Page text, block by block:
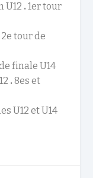
U12 .1er tour
2e tour de
finale U14
.8es et
U12 et U14